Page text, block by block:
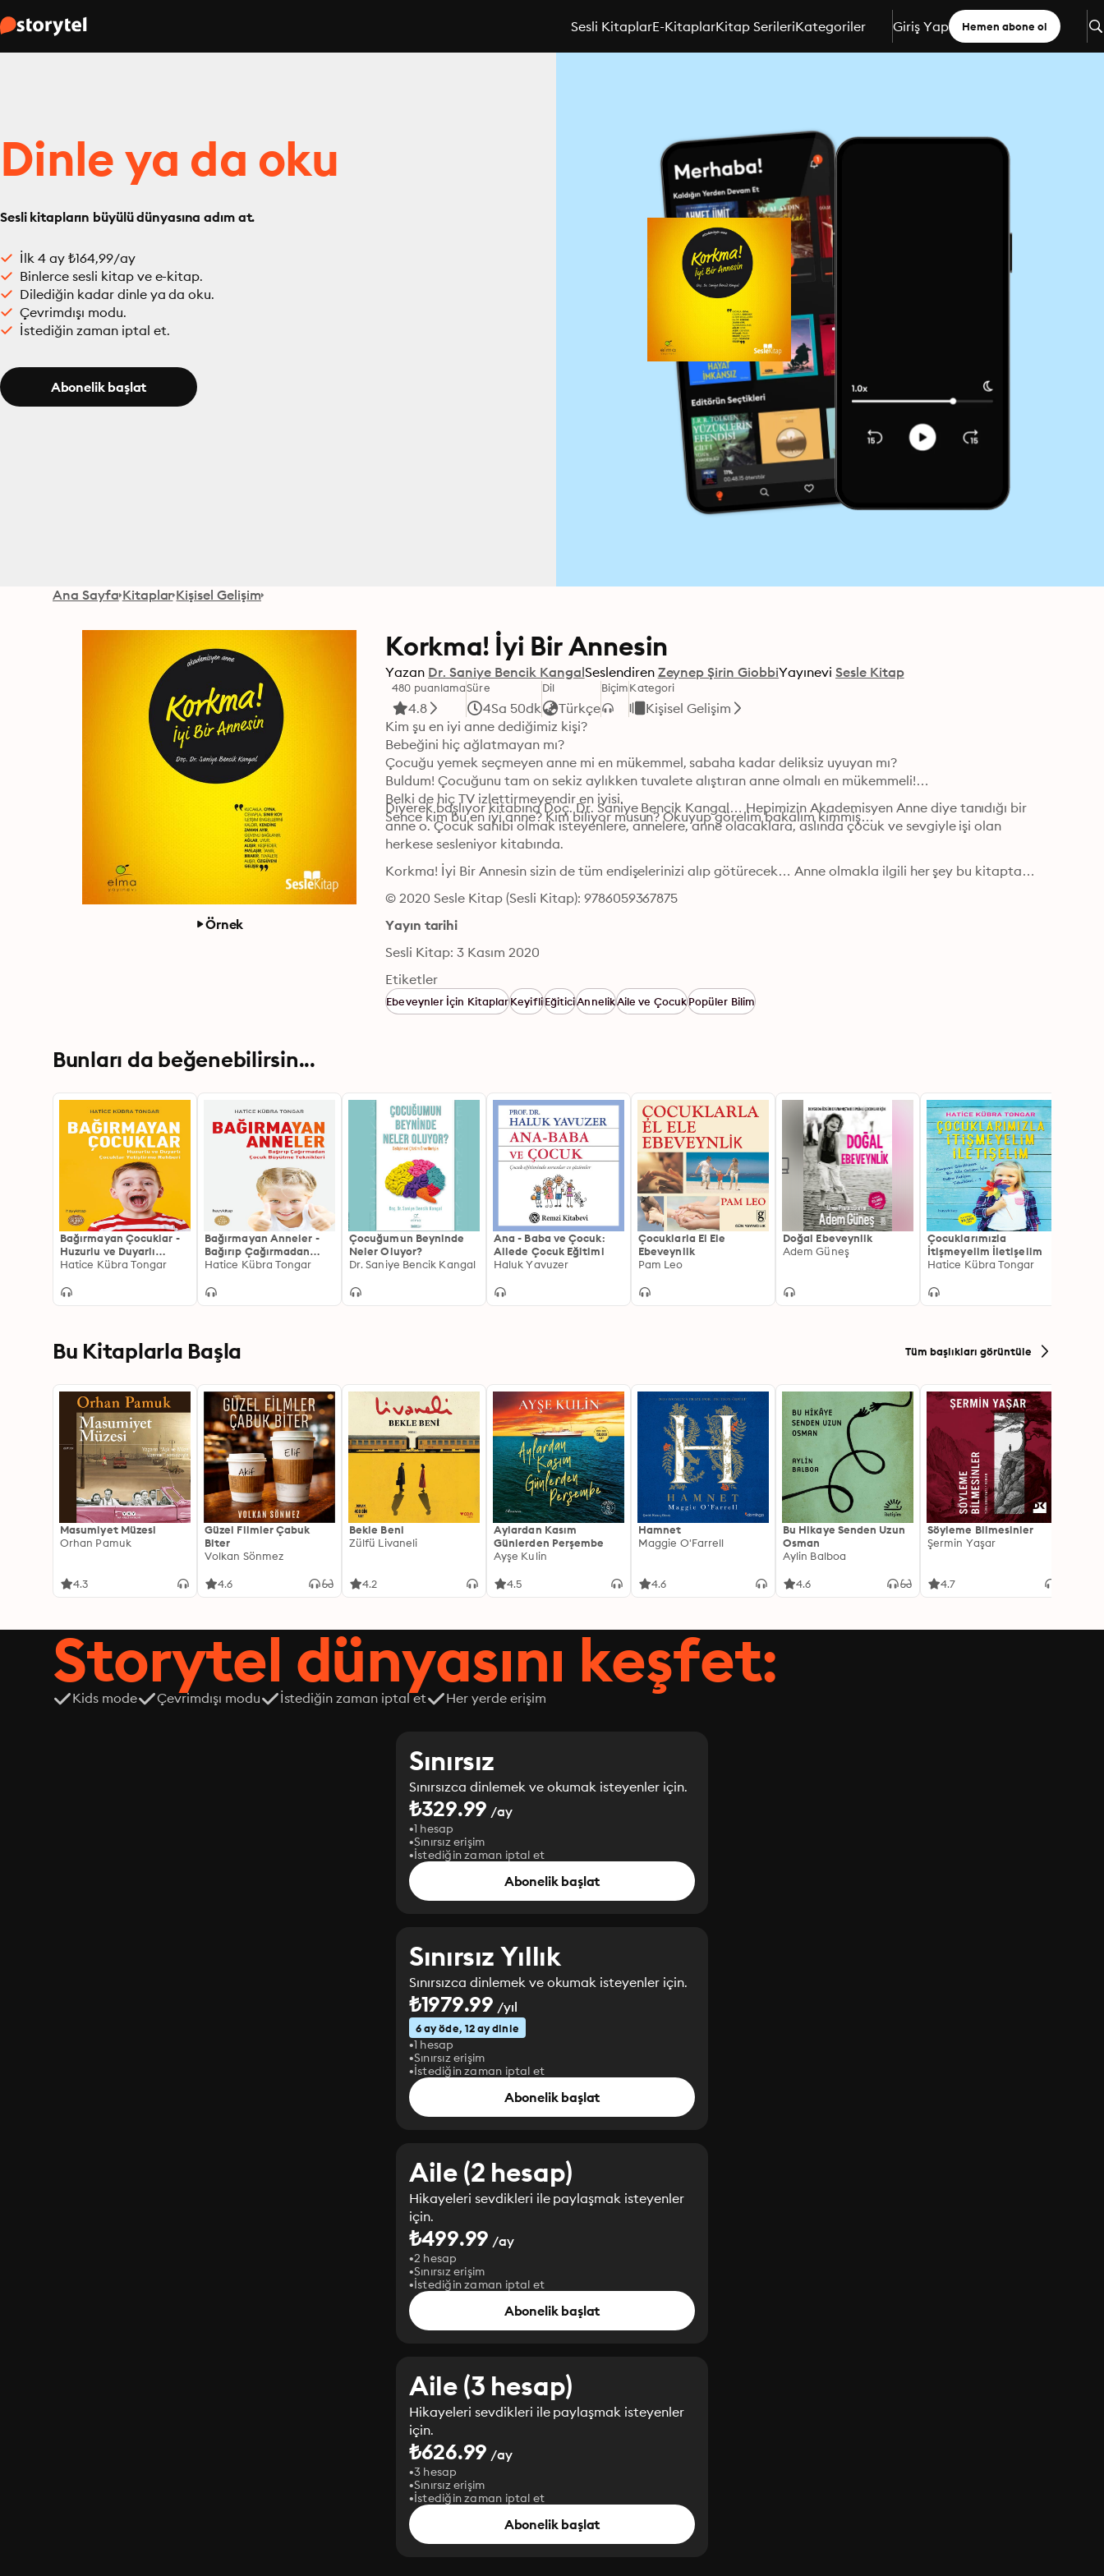
Sesli KitaplarE-KitaplarKitap SerileriKategoriler Giriş Yap Hemen abone ol
Dinle ya da oku
Sesli kitapların büyülü dünyasına adım at.
İlk 4 ay ₺164,99/ay
Binlerce sesli kitap ve e-kitap.
Dilediğin kadar dinle ya da oku.
Çevrimdışı modu.
İstediğin zaman iptal et.
Abonelik başlat
Ana Sayfa Kitaplar Kişisel Gelişim
Örnek
Korkma! İyi Bir Annesin
Yazan Dr. Saniye Bencik KangalSeslendiren Zeynep Şirin GiobbiYayınevi Sesle Kitap
480 puanlama
4.8
Süre
4Sa 50dk
Dil
Türkçe
BiçimKategori
Kişisel Gelişim
Kim şu en iyi anne dediğimiz kişi?
Bebeğini hiç ağlatmayan mı?
Çocuğu yemek seçmeyen anne mi en mükemmel, sabaha kadar deliksiz uyuyan mı?
Buldum! Çocuğunu tam on sekiz aylıkken tuvalete alıştıran anne olmalı en mükemmeli!
Belki de hiç TV izlettirmeyendir en iyisi.
Sence kim bu en iyi anne? Kim biliyor musun? Okuyup görelim bakalım kimmiş…
Diyerek başlıyor kitabına Doç. Dr. Saniye Bencik Kangal… Hepimizin Akademisyen Anne diye tanıdığı bir
anne o. Çocuk sahibi olmak isteyenlere, annelere, anne olacaklara, aslında çocuk ve sevgiyle işi olan
herkese sesleniyor kitabında.
Korkma! İyi Bir Annesin sizin de tüm endişelerinizi alıp götürecek… Anne olmakla ilgili her şey bu kitapta…
© 2020 Sesle Kitap (Sesli Kitap): 9786059367875
Yayın tarihi
Sesli Kitap: 3 Kasım 2020
Etiketler
Ebeveynler İçin KitaplarKeyifliEğiticiAnnelikAile ve ÇocukPopüler Bilim
Bunları da beğenebilirsin...
Bağırmayan Çocuklar -
Huzurlu ve Duyarlı
Çocuklar Yetiştirme
Hatice Kübra Tongar
Bağırmayan Anneler -
Bağırıp Çağırmadan
Çocuk Büyütme
Hatice Kübra Tongar
Çocuğumun Beyninde
Neler Oluyor?
Dr. Saniye Bencik Kangal
Ana - Baba ve Çocuk:
Ailede Çocuk Eğitimi
Haluk Yavuzer
Çocuklarla El Ele
Ebeveynlik
Pam Leo
Doğal Ebeveynlik
Adem Güneş
Çocuklarımızla
İtişmeyelim İletişelim
Hatice Kübra Tongar
Bu Kitaplarla Başla Tüm başlıkları görüntüle
Masumiyet Müzesi
Orhan Pamuk
4.3
Güzel Filmler Çabuk
Biter
Volkan Sönmez
4.6
Bekle Beni
Zülfü Livaneli
4.2
Aylardan Kasım
Günlerden Perşembe
Ayşe Kulin
4.5
Hamnet
Maggie O'Farrell
4.6
Bu Hikaye Senden Uzun
Osman
Aylin Balboa
4.6
Söyleme Bilmesinler
Şermin Yaşar
4.7
Storytel dünyasını keşfet:
Kids mode Çevrimdışı modu İstediğin zaman iptal et Her yerde erişim
Sınırsız
Sınırsızca dinlemek ve okumak isteyenler için.
₺329.99 /ay
1 hesap
Sınırsız erişim
İstediğin zaman iptal et
Abonelik başlat
Sınırsız Yıllık
Sınırsızca dinlemek ve okumak isteyenler için.
₺1979.99 /yıl
6 ay öde, 12 ay dinle
1 hesap
Sınırsız erişim
İstediğin zaman iptal et
Abonelik başlat
Aile (2 hesap)
Hikayeleri sevdikleri ile paylaşmak isteyenler
için.
₺499.99 /ay
2 hesap
Sınırsız erişim
İstediğin zaman iptal et
Abonelik başlat
Aile (3 hesap)
Hikayeleri sevdikleri ile paylaşmak isteyenler
için.
₺626.99 /ay
3 hesap
Sınırsız erişim
İstediğin zaman iptal et
Abonelik başlat